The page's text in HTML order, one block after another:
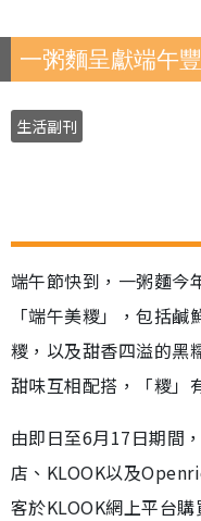
一粥麵呈獻端午
生活副刊
端午節快到，一粥麵今
「端午美糭」，包括
糭，以及甜香四溢的黑
甜味互相配搭，「糭」
由即日至6月17日期間
店、KLOOK以及
客於KLOOK網上平台